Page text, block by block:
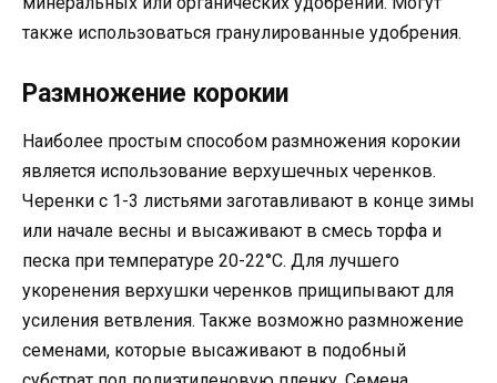
также использоваться гранулированные удобрения.
Размножение корокии
Наиболее простым способом размножения корокии
является использование верхушечных черенков.
Черенки с 1-3 листьями заготавливают в конце зимы
или начале весны и высаживают в смесь торфа и
песка при температуре 20-22°C. Для лучшего
укоренения верхушки черенков прищипывают для
усиления ветвления. Также возможно размножение
семенами, которые высаживают в подобный